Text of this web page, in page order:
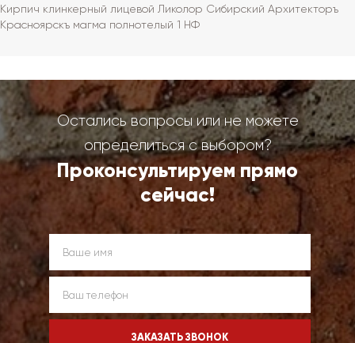
Кирпич клинкерный лицевой Ликолор Сибирский Архитекторъ
Красноярскъ магма полнотелый 1 НФ
Остались вопросы или не можете
определиться с выбором?
Проконсультируем прямо
сейчас!